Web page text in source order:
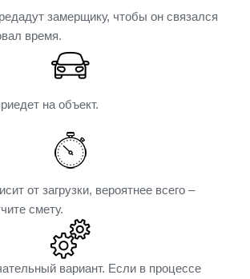
замерщику, чтобы он связался
время.
на объект.
от загрузки, вероятнее всего –
смету.
вариант. Если в процессе